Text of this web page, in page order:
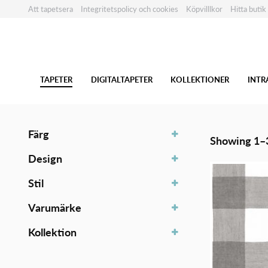
Att tapetsera Integritetspolicy och cookies Köpvilllkor Hitta butik
TAPETER DIGITALTAPETER KOLLEKTIONER
Färg
Design
Stil
Varumärke
Kollektion
Showing